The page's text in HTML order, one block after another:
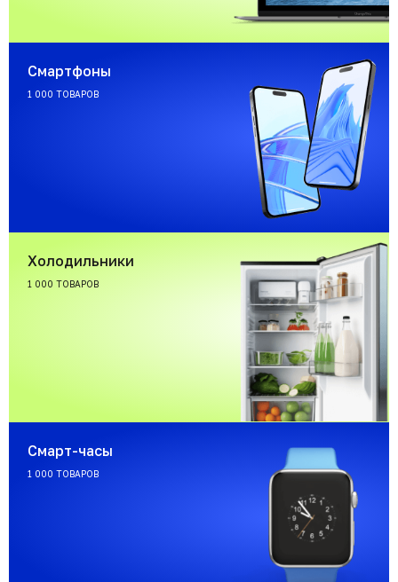
Смартфоны
1 000 ТОВАРОВ
Холодильники
1 000 ТОВАРОВ
Смарт-часы
1 000 ТОВАРОВ